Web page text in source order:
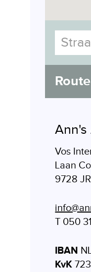
Ann's
Vos
Laan
9728
T 050
IBAN
KvK